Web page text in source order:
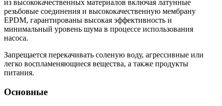
из высококачественных материалов включая латунные
резьбовые соединения и высококачественную мембрану
EPDM, гарантированы высокая эффективность и
минимальный уровень шума в процессе использования
насоса.
Запрещается перекачивать соленую воду, агрессивные или
легко воспламеняющиеся вещества, а также продукты
питания.
Основные